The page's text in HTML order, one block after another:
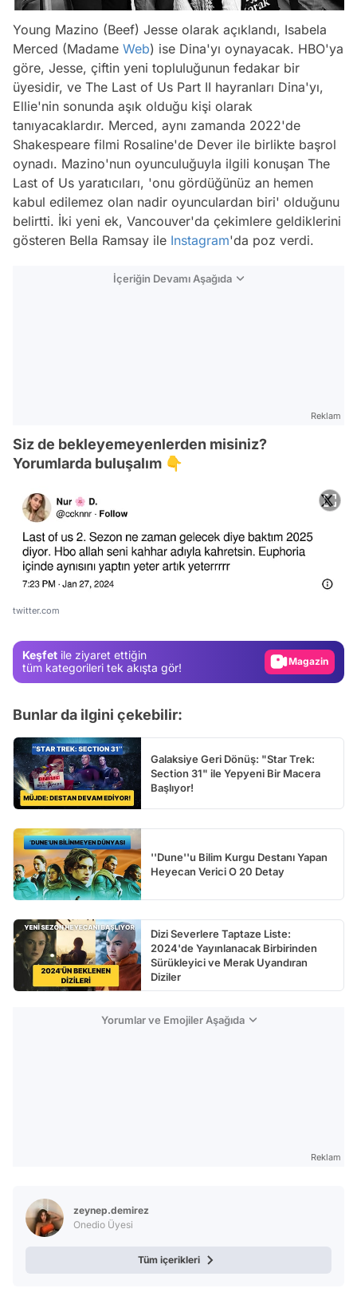
Young Mazino (Beef) Jesse olarak açıklandı, Isabela
Merced (Madame Web) ise Dina'yı oynayacak. HBO'ya
göre, Jesse, çiftin yeni topluluğunun fedakar bir
üyesidir, ve The Last of Us Part II hayranları Dina'yı,
Ellie'nin sonunda aşık olduğu kişi olarak
tanıyacaklardır. Merced, aynı zamanda 2022'de
Shakespeare filmi Rosaline'de Dever ile birlikte başrol
oynadı. Mazino'nun oyunculuğuyla ilgili konuşan The
Last of Us yaratıcıları, 'onu gördüğünüz an hemen
kabul edilemez olan nadir oyunculardan biri' olduğunu
belirtti. İki yeni ek, Vancouver'da çekimlere geldiklerini
gösteren Bella Ramsay ile Instagram'da poz verdi.
İçeriğin Devamı Aşağıda
Reklam
Siz de bekleyemeyenlerden misiniz?
Yorumlarda buluşalım 👇
twitter.com
Keşfet ile ziyaret ettiğin
tüm kategorileri tek akışta gör!
Test
Video
Bunlar da ilgini çekebilir:
Galaksiye Geri Dönüş: "Star Trek:
Section 31" ile Yepyeni Bir Macera
Başlıyor!
''Dune''u Bilim Kurgu Destanı Yapan
Heyecan Verici O 20 Detay
Dizi Severlere Taptaze Liste:
2024'de Yayınlanacak Birbirinden
Sürükleyici ve Merak Uyandıran
Diziler
Yorumlar ve Emojiler Aşağıda
Reklam
zeynep.demirez
Onedio Üyesi
Tüm içerikleri